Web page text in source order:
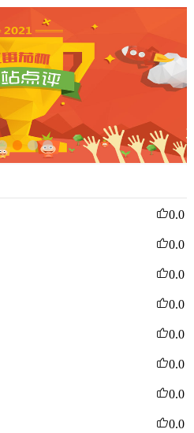
0.0
0.0
0.0
0.0
0.0
0.0
0.0
0.0